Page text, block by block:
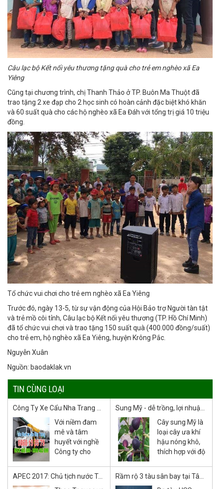
Câu lạc bộ Kết nối yêu thương tặng quà cho trẻ em nghèo xã Ea
Yiêng
Cũng tại chương trình, chị Thanh Thảo ở TP. Buôn Ma Thuột đã
trao tặng 2 xe đạp cho 2 học sinh có hoàn cảnh đặc biệt khó khăn
và 60 suất quà cho các hộ nghèo xã Ea Đáh với tổng trị giá 10 triệu
đồng.
Tổ chức vui chơi cho trẻ em nghèo xã Ea Yiêng
Trước đó, ngày 13-5, từ sự vận động của Hội Bảo trợ Người tàn tật
và trẻ mồ côi tỉnh, Câu lạc bộ Kết nối yêu thương (TP. Hồ Chí Minh)
đã tổ chức vui chơi và trao tặng 150 suất quà (400.000 đồng/suất)
cho trẻ em, hộ nghèo xã Ea Yiêng, huyện Krông Pắc.
Nguyễn Xuân
Nguồn: baodaklak.vn
TIN CÙNG LOẠI
Công Ty Xe Cẩu Nha Trang [Tâm Huyết Với Nghề]
Với niềm đam
mê và tâm
huyết với nghề
Công ty cho
Nha Trang rất
mong được hợp
Sung Mỹ - dễ trồng, lợi nhuận cao
Cây sung Mỹ là
loại cây ưa khí
hậu nóng khô,
thích hợp với độ
trồng, chỉ cần có
đất và lượng
APEC 2017: Chủ tịch nước Trần Đại Quang đã khẳng định vị thế Việt Nam
Rầm rộ 3 tàu sân bay tại Tây Thái Bình Dương